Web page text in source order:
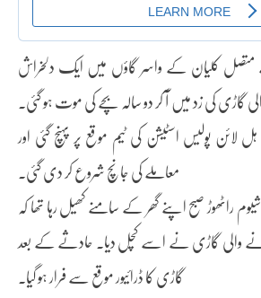
سے متصل کلیان کے واسر گاؤں میں ایک دلخراش
گاڑی کی زد میں آ کر دو سالہ بچے کی موت ہو گئی۔
لائن پولیس اسٹیشن کی ٹیم موقع پر پہنچ گئی اور
معاملے کی جانچ شروع کر دی گئی۔
راٹھوڑ صبح اپنے گھر کے سامنے کھیل رہا تھا کہ
والی گاڑی نے اسے کچل دیا۔ حادثے کے بعد
گاڑی کا ڈرائیور موقع سے فرار ہو گیا۔